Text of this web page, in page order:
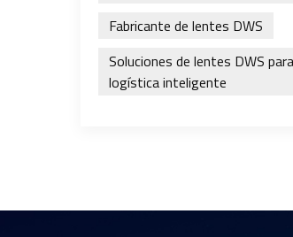
Fabricante de lentes DWS
Soluciones de lentes DWS para
logística inteligente